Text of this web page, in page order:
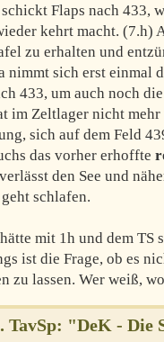
Flaps nach 433,
kehrt macht. (7.h)
zu erhalten und
nimmt sich erst einmal
433, um auch noch
im Zeltlager nicht
sich auf dem Feld
das vorher erhoffte
den See und
schlafen.
mit 1h und dem
ist die Frage, ob es
zu lassen. Wer weiß,
TavSp: "DeK - Die